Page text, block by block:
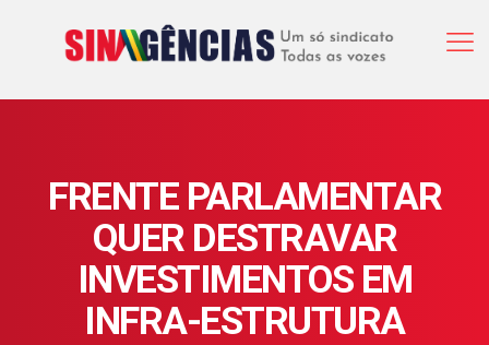
FRENTE PARLAMENTAR
QUER DESTRAVAR
INVESTIMENTOS EM
INFRA-ESTRUTURA